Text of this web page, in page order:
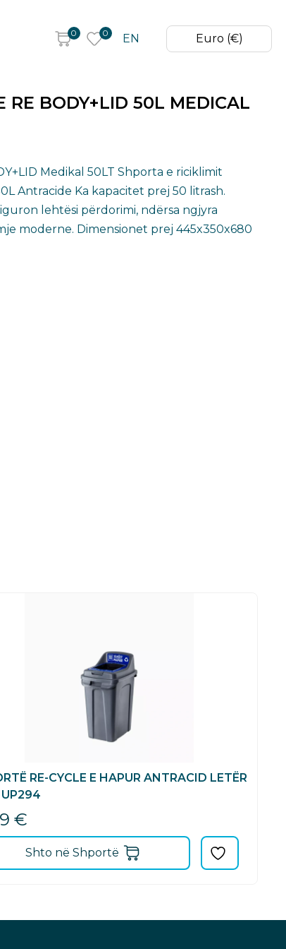
0 0 EN Euro (€)
RE BODY+LID 50L MEDICAL
Medikal 50LT Shporta e riciklimit
Antracide Ka kapacitet prej 50 litrash.
lehtësi përdorimi, ndërsa ngjyra
moderne. Dimensionet prej 445x350x680
RE-CYCLE E HAPUR ANTRACID LETËR
€
Shto në Shportë